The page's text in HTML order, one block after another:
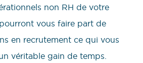
non RH de votre
vous faire part de
en recrutement ce qui vous
véritable gain de temps.